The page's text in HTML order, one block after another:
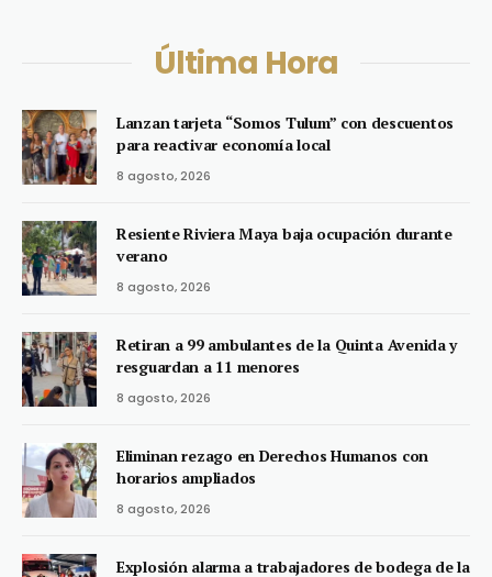
Última Hora
Lanzan tarjeta “Somos Tulum” con descuentos
para reactivar economía local
8 agosto, 2026
Resiente Riviera Maya baja ocupación durante
verano
8 agosto, 2026
Retiran a 99 ambulantes de la Quinta Avenida y
resguardan a 11 menores
8 agosto, 2026
Eliminan rezago en Derechos Humanos con
horarios ampliados
8 agosto, 2026
Explosión alarma a trabajadores de bodega de la